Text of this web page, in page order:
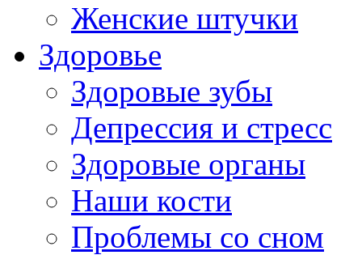
Женские штучки
Здоровье
Здоровые зубы
Депрессия и стресс
Здоровые органы
Наши кости
Проблемы со сном